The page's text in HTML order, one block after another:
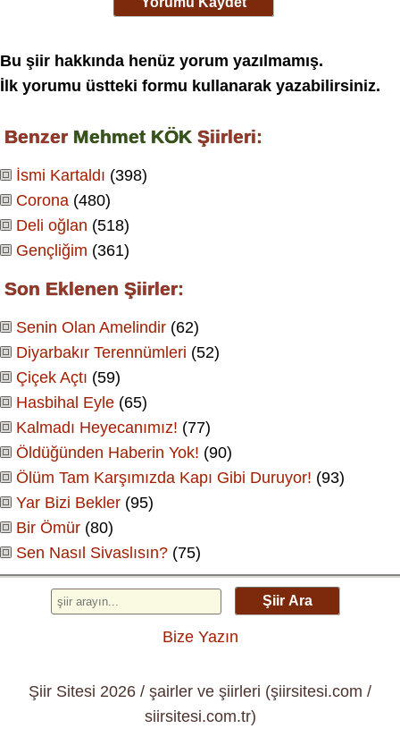
Bu şiir hakkında henüz yorum yazılmamış.
İlk yorumu üstteki formu kullanarak yazabilirsiniz.
Benzer Mehmet KÖK Şiirleri:
İsmi Kartaldı (398)
Corona (480)
Deli oğlan (518)
Gençliğim (361)
Son Eklenen Şiirler:
Senin Olan Amelindir (62)
Diyarbakır Terennümleri (52)
Çiçek Açtı (59)
Hasbihal Eyle (65)
Kalmadı Heyecanımız! (77)
Öldüğünden Haberin Yok! (90)
Ölüm Tam Karşımızda Kapı Gibi Duruyor! (93)
Yar Bizi Bekler (95)
Bir Ömür (80)
Sen Nasıl Sivaslısın? (75)
Şiir Ara
Bize Yazın
Şiir Sitesi 2026 / şairler ve şiirleri (şiirsitesi.com /
siirsitesi.com.tr)